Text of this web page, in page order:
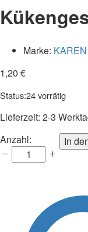
Marke:
1,20 €
Status:24 vorrätig
Lieferzeit: 2-3
Ausschneidebogen
Kleine
Anzahl: In